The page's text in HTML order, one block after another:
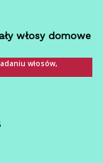
włosy domowe
włosów,